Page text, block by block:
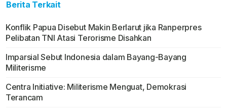
Berita Terkait
Konflik Papua Disebut Makin Berlarut jika Ranperpres
Pelibatan TNI Atasi Terorisme Disahkan
Imparsial Sebut Indonesia dalam Bayang-Bayang
Militerisme
Centra Initiative: Militerisme Menguat, Demokrasi
Terancam